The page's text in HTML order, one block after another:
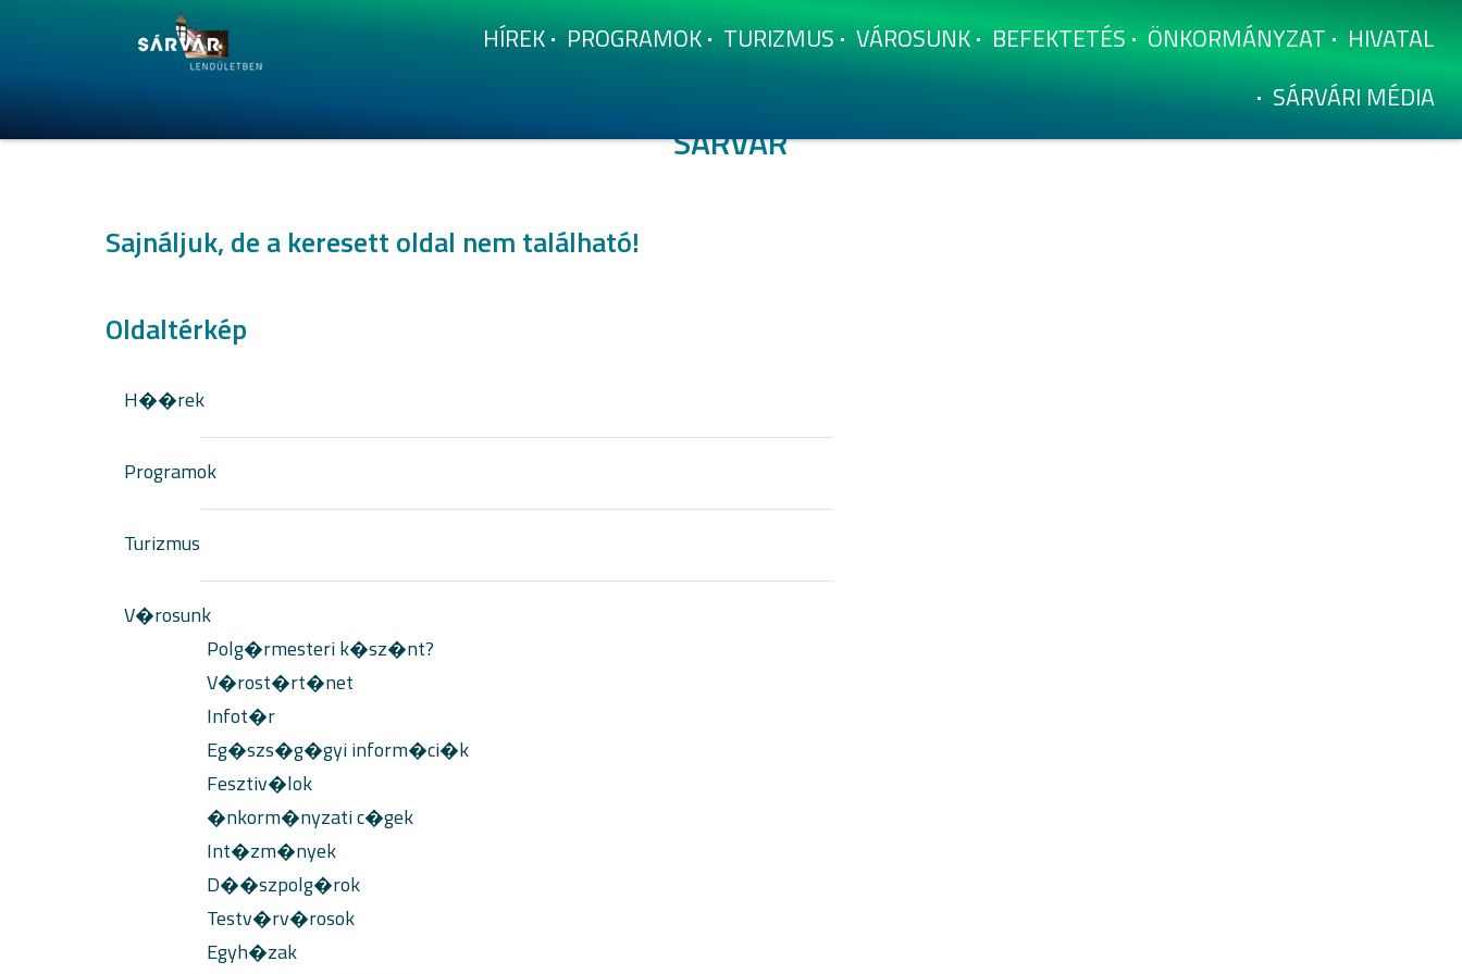
HÍ­REK PROGRAMOK TURIZMUS VÁROSUNK BEFEKTETÉS ÖNKORMÁNYZAT
HIVATAL
SÁRVÁRI MÉDIA
SÁRVÁR
Sajnáljuk, de a keresett oldal nem található!
Oldaltérkép
H��rek
Programok
Turizmus
V�rosunk
Polg�rmesteri k�sz�nt?
V�rost�rt�net
Infot�r
Eg�szs�g�gyi inform�ci�k
Fesztiv�lok
�nkorm�nyzati c�gek
Int�zm�nyek
D��szpolg�rok
Testv�rv�rosok
Egyh�zak